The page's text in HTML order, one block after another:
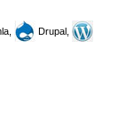
Drupal,